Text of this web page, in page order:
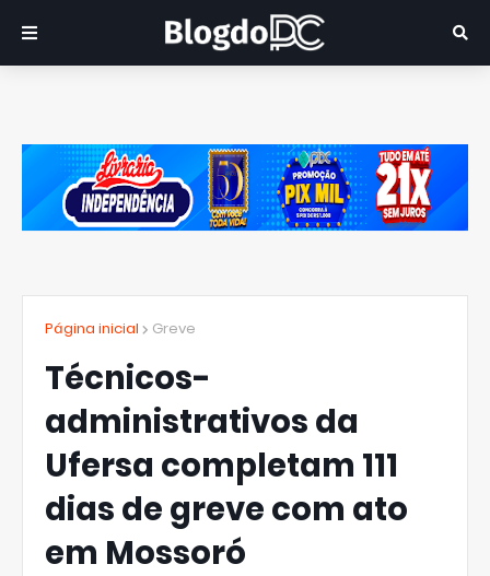
Página inicial Greve
Técnicos-
administrativos da
Ufersa completam 111
dias de greve com ato
em Mossoró